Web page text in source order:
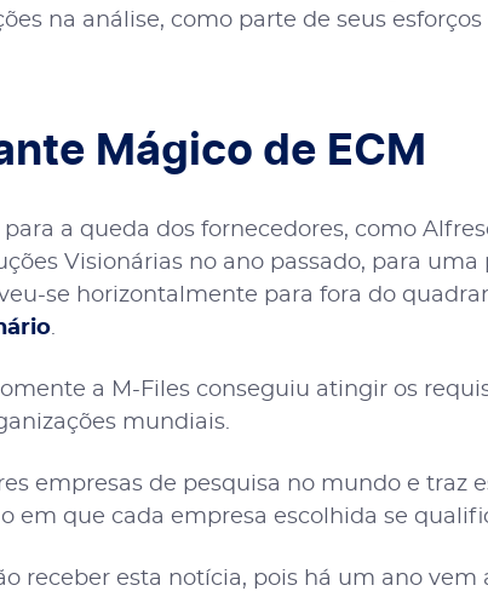
na análise, como parte de seus
Mágico de ECM
a queda dos fornecedores, como
Visionárias no ano passado, para
se horizontalmente para fora do
.
a M-Files conseguiu atingir os
mundiais.
empresas de pesquisa no mundo e traz
em que cada empresa escolhida se
receber esta notícia, pois há um ano